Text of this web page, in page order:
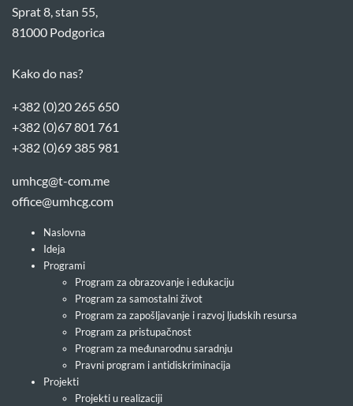
Sprat 8, stan 55,
81000 Podgorica
Kako do nas?
+382 (0)20 265 650
+382 (0)67 801 761
+382 (0)69 385 981
umhcg@t-com.me
office@umhcg.com
Naslovna
Ideja
Programi
Program za obrazovanje i edukaciju
Program za samostalni život
Program za zapošljavanje i razvoj ljudskih resursa
Program za pristupačnost
Program za međunarodnu saradnju
Pravni program i antidiskriminacija
Projekti
Projekti u realizaciji